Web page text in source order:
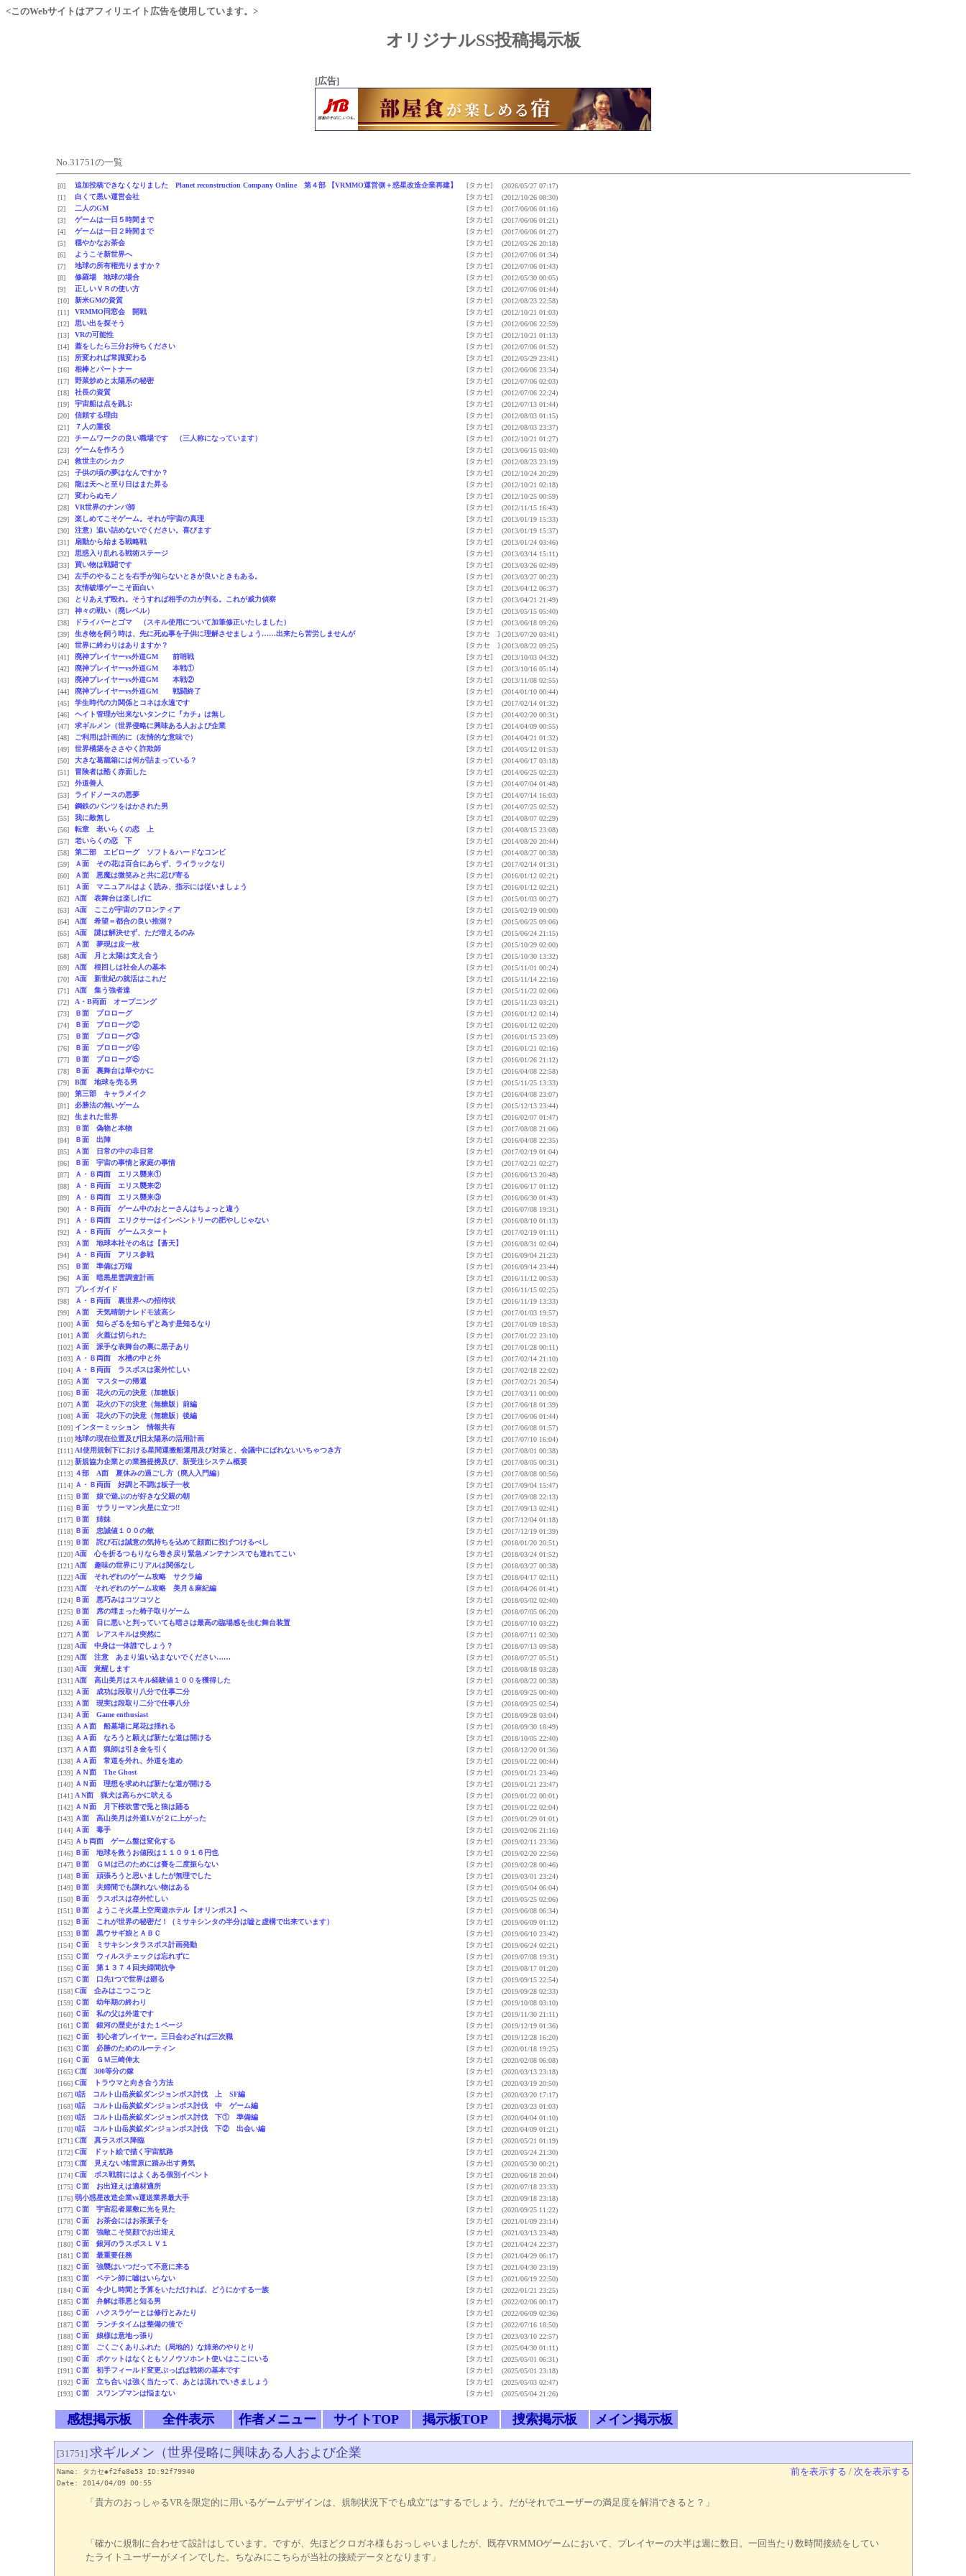
<このWebサイトはアフィリエイト広告を使用しています。>
オリジナルSS投稿掲示板
[広告]
No.31751の一覧
[0] 追加投稿できなくなりました Planet reconstruction Company Online 第４部 【VRMMO運営側＋惑星改造企業再建】 [タカセ]
(2026/05/27 07:17)
[1]
白くて黒い運営会社 [タカセ]
(2012/10/26 08:30)
[2]
二人のGM [タカセ]
(2017/06/06 01:16)
[3]
ゲームは一日５時間まで [タカセ]
(2017/06/06 01:21)
[4]
ゲームは一日２時間まで [タカセ]
(2017/06/06 01:27)
[5]
穏やかなお茶会 [タカセ]
(2012/05/26 20:18)
[6]
ようこそ新世界へ [タカセ]
(2012/07/06 01:34)
[7]
地球の所有権売りますか？ [タカセ]
(2012/07/06 01:43)
[8]
修羅場 地球の場合 [タカセ]
(2012/05/30 00:05)
[9]
正しいＶＲの使い方 [タカセ]
(2012/07/06 01:44)
[10]
新米GMの資質 [タカセ]
(2012/08/23 22:58)
[11]
VRMMO同窓会 開戦 [タカセ]
(2012/10/21 01:03)
[12]
思い出を探そう [タカセ]
(2012/06/06 22:59)
[13]
VRの可能性 [タカセ]
(2012/10/21 01:13)
[14]
蓋をしたら三分お待ちください [タカセ]
(2012/07/06 01:52)
[15]
所変われば常識変わる [タカセ]
(2012/05/29 23:41)
[16]
相棒とパートナー [タカセ]
(2012/06/06 23:34)
[17]
野菜炒めと太陽系の秘密 [タカセ]
(2012/07/06 02:03)
[18]
社長の資質 [タカセ]
(2012/07/06 22:24)
[19]
宇宙船は点を跳ぶ [タカセ]
(2012/07/13 01:44)
[20]
信頼する理由 [タカセ]
(2012/08/03 01:15)
[21]
７人の重役 [タカセ]
(2012/08/03 23:37)
[22]
チームワークの良い職場です （三人称になっています） [タカセ]
(2012/10/21 01:27)
[23]
ゲームを作ろう [タカセ]
(2013/06/15 03:40)
[24]
救世主のシカク [タカセ]
(2012/08/23 23:19)
[25]
子供の頃の夢はなんですか？ [タカセ]
(2012/10/24 20:29)
[26]
龍は天へと至り日はまた昇る [タカセ]
(2012/10/21 02:18)
[27]
変わらぬモノ [タカセ]
(2012/10/25 00:59)
[28]
VR世界のナンパ師 [タカセ]
(2012/11/15 16:43)
[29]
楽しめてこそゲーム。それが宇宙の真理 [タカセ]
(2013/01/19 15:33)
[30]
注意）追い詰めないでください。喜びます [タカセ]
(2013/01/19 15:37)
[31]
扇動から始まる戦略戦 [タカセ]
(2013/01/24 03:46)
[32]
思惑入り乱れる戦術ステージ [タカセ]
(2013/03/14 15:11)
[33]
買い物は戦闘です [タカセ]
(2013/03/26 02:49)
[34]
左手のやることを右手が知らないときが良いときもある。 [タカセ]
(2013/03/27 00:23)
[35]
友情破壊ゲーこそ面白い [タカセ]
(2013/04/12 06:37)
[36]
とりあえず殴れ。そうすれば相手の力が判る。これが威力偵察 [タカセ]
(2013/04/21 21:49)
[37]
神々の戦い（廃レベル） [タカセ]
(2013/05/15 05:40)
[38]
ドライバーとゴマ （スキル使用について加筆修正いたしました） [タカセ]
(2013/06/18 09:26)
[39]
生き物を飼う時は、先に死ぬ事を子供に理解させましょう……出来たら苦労しませんが [タカセ ] (2013/07/20 03:41)
[40]
世界に終わりはありますか？ [タカセ ] (2013/08/22 09:25)
[41]
廃神プレイヤーvs外道GM 前哨戦 [タカセ]
(2013/10/03 04:32)
[42]
廃神プレイヤーvs外道GM 本戦① [タカセ]
(2013/10/16 05:14)
[43]
廃神プレイヤーvs外道GM 本戦② [タカセ]
(2013/11/08 02:55)
[44]
廃神プレイヤーvs外道GM 戦闘終了 [タカセ]
(2014/01/10 00:44)
[45]
学生時代の力関係とコネは永遠です [タカセ]
(2017/02/14 01:32)
[46]
ヘイト管理が出来ないタンクに『カチ』は無し [タカセ]
(2014/02/20 00:31)
[47]
求ギルメン（世界侵略に興味ある人および企業 [タカセ]
(2014/04/09 00:55)
[48]
ご利用は計画的に（友情的な意味で） [タカセ]
(2014/04/21 01:32)
[49]
世界構築をささやく詐欺師 [タカセ]
(2014/05/12 01:53)
[50]
大きな葛籠箱には何が詰まっている？ [タカセ]
(2014/06/17 03:18)
[51]
冒険者は酷く赤面した [タカセ]
(2014/06/25 02:23)
[52]
外道善人 [タカセ]
(2014/07/04 01:48)
[53]
ライドノースの悪夢 [タカセ]
(2014/07/14 16:03)
[54]
鋼鉄のパンツをはかされた男 [タカセ]
(2014/07/25 02:52)
[55]
我に敵無し [タカセ]
(2014/08/07 02:29)
[56]
転章 老いらくの恋 上 [タカセ]
(2014/08/15 23:08)
[57]
老いらくの恋 下 [タカセ]
(2014/08/20 20:44)
[58]
第二部 エピローグ ソフト＆ハードなコンビ [タカセ]
(2014/08/27 00:38)
[59]
Ａ面 その花は百合にあらず、ライラックなり [タカセ]
(2017/02/14 01:31)
[60]
Ａ面 悪魔は微笑みと共に忍び寄る [タカセ]
(2016/01/12 02:21)
[61]
Ａ面 マニュアルはよく読み、指示には従いましょう [タカセ]
(2016/01/12 02:21)
[62]
A面 表舞台は楽しげに [タカセ]
(2015/01/03 00:27)
[63]
A面 ここが宇宙のフロンティア [タカセ]
(2015/02/19 00:00)
[64]
A面 希望＝都合の良い推測？ [タカセ]
(2015/06/25 09:06)
[65]
A面 謎は解決せず、ただ増えるのみ [タカセ]
(2015/06/24 21:15)
[67]
Ａ面 夢現は皮一枚 [タカセ]
(2015/10/29 02:00)
[68]
A面 月と太陽は支え合う [タカセ]
(2015/10/30 13:32)
[69]
A面 根回しは社会人の基本 [タカセ]
(2015/11/01 00:24)
[70]
A面 新世紀の就活はこれだ [タカセ]
(2015/11/14 22:16)
[71]
A面 集う強者達 [タカセ]
(2015/11/22 02:06)
[72]
A・B両面 オープニング [タカセ]
(2015/11/23 03:21)
[73]
Ｂ面 プロローグ [タカセ]
(2016/01/12 02:14)
[74]
Ｂ面 プロローグ② [タカセ]
(2016/01/12 02:20)
[75]
Ｂ面 プロローグ③ [タカセ]
(2016/01/15 23:09)
[76]
Ｂ面 プロローグ④ [タカセ]
(2016/01/21 02:16)
[77]
Ｂ面 プロローグ⑤ [タカセ]
(2016/01/26 21:12)
[78]
Ｂ面 裏舞台は華やかに [タカセ]
(2016/04/08 22:58)
[79]
B面 地球を売る男 [タカセ]
(2015/11/25 13:33)
[80]
第三部 キャラメイク [タカセ]
(2016/04/08 23:07)
[81]
必勝法の無いゲーム [タカセ]
(2015/12/13 23:44)
[82]
生まれた世界 [タカセ]
(2016/02/07 01:47)
[83]
Ｂ面 偽物と本物 [タカセ]
(2017/08/08 21:06)
[84]
Ｂ面 出陣 [タカセ]
(2016/04/08 22:35)
[85]
Ａ面 日常の中の非日常 [タカセ]
(2017/02/19 01:04)
[86]
Ｂ面 宇宙の事情と家庭の事情 [タカセ]
(2017/02/21 02:27)
[87]
Ａ・Ｂ両面 エリス襲来① [タカセ]
(2016/06/13 20:48)
[88]
Ａ・Ｂ両面 エリス襲来② [タカセ]
(2016/06/17 01:12)
[89]
Ａ・Ｂ両面 エリス襲来③ [タカセ]
(2016/06/30 01:43)
[90]
Ａ・Ｂ両面 ゲーム中のおとーさんはちょっと違う [タカセ]
(2016/07/08 19:31)
[91]
Ａ・Ｂ両面 エリクサーはインベントリーの肥やしじゃない [タカセ]
(2016/08/10 01:13)
[92]
Ａ・Ｂ両面 ゲームスタート [タカセ]
(2017/02/19 01:11)
[93]
Ａ面 地球本社その名は【蒼天】 [タカセ]
(2016/08/31 02:04)
[94]
Ａ・Ｂ両面 アリス参戦 [タカセ]
(2016/09/04 21:23)
[95]
Ｂ面 準備は万端 [タカセ]
(2016/09/14 23:44)
[96]
Ａ面 暗黒星雲調査計画 [タカセ]
(2016/11/12 00:53)
[97]
プレイガイド [タカセ]
(2016/11/15 02:25)
[98]
Ａ・Ｂ両面 裏世界への招待状 [タカセ]
(2016/11/19 13:33)
[99]
Ａ面 天気晴朗ナレドモ波高シ [タカセ]
(2017/01/03 19:57)
[100] Ａ面 知らざるを知らずと為す是知るなり [タカセ]
(2017/01/09 18:53)
[101] Ａ面 火蓋は切られた [タカセ]
(2017/01/22 23:10)
[102] Ａ面 派手な表舞台の裏に黒子あり [タカセ]
(2017/01/28 00:11)
[103] Ａ・Ｂ両面 水槽の中と外 [タカセ]
(2017/02/14 21:10)
[104] Ａ・Ｂ両面 ラスボスは案外忙しい [タカセ]
(2017/02/18 22:02)
[105] Ａ面 マスターの帰還 [タカセ]
(2017/02/21 20:54)
[106] Ｂ面 花火の元の決意（加糖版） [タカセ]
(2017/03/11 00:00)
[107] Ａ面 花火の下の決意（無糖版）前編 [タカセ]
(2017/06/18 01:39)
[108] Ａ面 花火の下の決意（無糖版）後編 [タカセ]
(2017/06/06 01:44)
[109] インターミッション 情報共有 [タカセ]
(2017/06/08 01:57)
[110] 地球の現在位置及び旧太陽系の活用計画 [タカセ]
(2017/07/10 16:04)
[111] AI使用規制下における星間運搬船運用及び対策と、会議中にばれないいちゃつき方 [タカセ]
(2017/08/01 00:38)
[112] 新規協力企業との業務提携及び、新受注システム概要 [タカセ]
(2017/08/05 00:31)
[113] ４部 A面 夏休みの過ごし方（廃人入門編） [タカセ]
(2017/08/08 00:56)
[114] Ａ・Ｂ両面 好調と不調は板子一枚 [タカセ]
(2017/09/04 15:47)
[115] Ｂ面 娘で遊ぶのが好きな父親の朝 [タカセ]
(2017/09/08 22:13)
[116] Ｂ面 サラリーマン火星に立つ!! [タカセ]
(2017/09/13 02:41)
[117] Ｂ面 姉妹 [タカセ]
(2017/12/04 01:18)
[118] Ｂ面 忠誠値１００の敵 [タカセ]
(2017/12/19 01:39)
[119] Ｂ面 詫び石は誠意の気持ちを込めて顔面に投げつけるべし [タカセ]
(2018/01/20 20:51)
[120] A面 心を折るつもりなら巻き戻り緊急メンテナンスでも連れてこい [タカセ]
(2018/03/24 01:52)
[121] A面 趣味の世界にリアルは関係なし [タカセ]
(2018/03/27 00:38)
[122] A面 それぞれのゲーム攻略 サクラ編 [タカセ]
(2018/04/17 02:11)
[123] A面 それぞれのゲーム攻略 美月＆麻紀編 [タカセ]
(2018/04/26 01:41)
[124] Ｂ面 悪巧みはコツコツと [タカセ]
(2018/05/02 02:40)
[125] Ｂ面 席の埋まった椅子取りゲーム [タカセ]
(2018/07/05 06:20)
[126] Ａ面 目に悪いと判っていても暗さは最高の臨場感を生む舞台装置 [タカセ]
(2018/07/10 03:22)
[127] Ａ面 レアスキルは突然に [タカセ]
(2018/07/11 02:30)
[128] A面 中身は一体誰でしょう？ [タカセ]
(2018/07/13 09:58)
[129] A面 注意 あまり追い込まないでください…… [タカセ]
(2018/07/27 05:51)
[130] A面 覚醒します [タカセ]
(2018/08/18 03:28)
[131] A面 高山美月はスキル経験値１００を獲得した [タカセ]
(2018/08/22 00:38)
[132] Ａ面 成功は段取り八分で仕事二分 [タカセ]
(2018/09/25 00:40)
[133] Ａ面 現実は段取り二分で仕事八分 [タカセ]
(2018/09/25 02:54)
[134] Ａ面 Game enthusiast [タカセ]
(2018/09/28 03:04)
[135] ＡＡ面 船墓場に尾花は揺れる [タカセ]
(2018/09/30 18:49)
[136] ＡＡ面 なろうと願えば新たな道は開ける [タカセ]
(2018/10/05 22:40)
[137] ＡＡ面 猟師は引き金を引く [タカセ]
(2018/12/20 01:36)
[138] ＡＡ面 常道を外れ、外道を進め [タカセ]
(2019/01/22 00:44)
[139] ＡＮ面 The Ghost [タカセ]
(2019/01/21 23:46)
[140] ＡＮ面 理想を求めれば新たな道が開ける [タカセ]
(2019/01/21 23:47)
[141] A N面 猟犬は高らかに吠える [タカセ]
(2019/01/22 00:01)
[142] ＡＮ面 月下桜吹雪で兎と狼は踊る [タカセ]
(2019/01/22 02:04)
[143] Ａ面 高山美月は外道LVが２に上がった [タカセ]
(2019/01/29 01:01)
[144] Ａ面 毒手 [タカセ]
(2019/02/06 21:16)
[145] Ａｂ両面 ゲーム盤は変化する [タカセ]
(2019/02/11 23:36)
[146] Ｂ面 地球を救うお値段は１１０９１６円也 [タカセ]
(2019/02/20 22:56)
[147] Ｂ面 ＧＭは己のためには賽を二度振らない [タカセ]
(2019/02/28 00:46)
[148] Ｂ面 頑張ろうと思いましたが無理でした [タカセ]
(2019/03/01 23:24)
[149] Ｂ面 夫婦間でも譲れない物はある [タカセ]
(2019/05/04 06:04)
[150] Ｂ面 ラスボスは存外忙しい [タカセ]
(2019/05/25 02:06)
[151] Ｂ面 ようこそ火星上空周遊ホテル【オリンポス】へ [タカセ]
(2019/06/08 06:34)
[152] Ｂ面 これが世界の秘密だ！（ミサキシンタの半分は嘘と虚構で出来ています） [タカセ]
(2019/06/09 01:12)
[153] Ｂ面 黒ウサギ娘とＡＢＣ [タカセ]
(2019/06/10 23:42)
[154] Ｃ面 ミサキシンタラスボス計画発動 [タカセ]
(2019/06/24 02:21)
[155] Ｃ面 ウィルスチェックは忘れずに [タカセ]
(2019/07/08 19:31)
[156] Ｃ面 第１３７４回夫婦間抗争 [タカセ]
(2019/08/17 01:20)
[157] Ｃ面 口先1つで世界は廻る [タカセ]
(2019/09/15 22:54)
[158] C面 企みはこつこつと [タカセ]
(2019/09/28 02:33)
[159] Ｃ面 幼年期の終わり [タカセ]
(2019/10/08 03:10)
[160] Ｃ面 私の父は外道です [タカセ]
(2019/11/30 21:11)
[161] Ｃ面 銀河の歴史がまた１ページ [タカセ]
(2019/12/19 01:36)
[162] Ｃ面 初心者プレイヤー。三日会わざれば三次職 [タカセ]
(2019/12/28 16:20)
[163] Ｃ面 必勝のためのルーティン [タカセ]
(2020/01/18 19:25)
[164] Ｃ面 ＧＭ三崎伸太 [タカセ]
(2020/02/08 06:08)
[165] C面 300等分の嫁 [タカセ]
(2020/03/13 23:18)
[166] C面 トラウマと向き合う方法 [タカセ]
(2020/03/19 20:50)
[167] 0話 コルト山岳炭鉱ダンジョンボス討伐 上 SF編 [タカセ]
(2020/03/20 17:17)
[168] 0話 コルト山岳炭鉱ダンジョンボス討伐 中 ゲーム編 [タカセ]
(2020/03/23 01:03)
[169] 0話 コルト山岳炭鉱ダンジョンボス討伐 下① 準備編 [タカセ]
(2020/04/04 01:10)
[170] 0話 コルト山岳炭鉱ダンジョンボス討伐 下② 出会い編 [タカセ]
(2020/04/09 01:21)
[171] C面 真ラスボス降臨 [タカセ]
(2020/05/21 01:19)
[172] C面 ドット絵で描く宇宙航路 [タカセ]
(2020/05/24 21:30)
[173] C面 見えない地雷原に踏み出す勇気 [タカセ]
(2020/05/30 00:21)
[174] C面 ボス戦前にはよくある個別イベント [タカセ]
(2020/06/18 20:04)
[175] Ｃ面 お出迎えは適材適所 [タカセ]
(2020/07/18 23:33)
[176] 弱小惑星改造企業vs運送業界最大手 [タカセ]
(2020/09/18 23:18)
[177] Ｃ面 宇宙忍者屋敷に光を見た [タカセ]
(2020/09/25 11:22)
[178] Ｃ面 お茶会にはお茶菓子を [タカセ]
(2021/01/09 23:14)
[179] Ｃ面 強敵こそ笑顔でお出迎え [タカセ]
(2021/03/13 23:48)
[180] Ｃ面 銀河のラスボスＬＶ１ [タカセ]
(2021/04/24 22:37)
[181] Ｃ面 最重要任務 [タカセ]
(2021/04/29 06:17)
[182] Ｃ面 強襲はいつだって不意に来る [タカセ]
(2021/04/30 23:19)
[183] Ｃ面 ペテン師に嘘はいらない [タカセ]
(2021/06/19 22:50)
[184] Ｃ面 今少し時間と予算をいただければ、どうにかする一族 [タカセ]
(2022/01/21 23:25)
[185] Ｃ面 弁解は罪悪と知る男 [タカセ]
(2022/02/06 00:17)
[186] Ｃ面 ハクスラゲーとは修行とみたり [タカセ]
(2022/06/09 02:36)
[187] Ｃ面 ランチタイムは整備の後で [タカセ]
(2022/07/16 18:50)
[188] Ｃ面 娘様は意地っ張り [タカセ]
(2023/03/10 22:57)
[189] Ｃ面 ごくごくありふれた（局地的）な姉弟のやりとり [タカセ]
(2025/04/30 01:11)
[190] Ｃ面 ポケットはなくともソノウソホント使いはここにいる [タカセ]
(2025/05/01 06:31)
[191] Ｃ面 初手フィールド変更ぶっぱは戦術の基本です [タカセ]
(2025/05/01 23:18)
[192] Ｃ面 立ち合いは強く当たって、あとは流れでいきましょう [タカセ]
(2025/05/03 02:47)
[193] Ｃ面 スワンプマンは悩まない [タカセ] (2025/05/04 21:26)
感想掲示板 全件表示 作者メニュー サイトTOP 掲示板TOP 捜索掲示板 メイン掲示板
[31751] 求ギルメン（世界侵略に興味ある人および企業
Name: タカセ◆f2fe8e53 ID:92f79940 前を表示する / 次を表示する
Date: 2014/04/09 00:55
「貴方のおっしゃるVRを限定的に用いるゲームデザインは、規制状況下でも成立”は”するでしょう。だがそれでユーザーの満足度を解消できると？」
「確かに規制に合わせて設計はしています。ですが、先ほどクロガネ様もおっしゃいましたが、既存VRMMOゲームにおいて、プレイヤーの大半は週に数日。一回当たり数時間接続をしてい
たライトユーザーがメインでした。ちなみにこちらが当社の接続データとなります」